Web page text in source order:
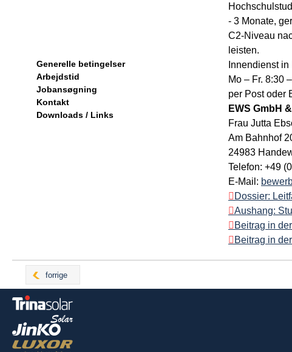
- 3 Monate,
C2-Niveau
leisten.
Generelle betingelser Innendienst
Arbejdstid Mo – Fr. 8:30
Jobansøgning per Post oder
Kontakt
EWS GmbH
Frau Jutta
Am Bahnhof
24983
Telefon: +49
E-Mail:
Downloads / Links
Dossier:
Aushang:
Beitrag in
Beitrag in
forrige